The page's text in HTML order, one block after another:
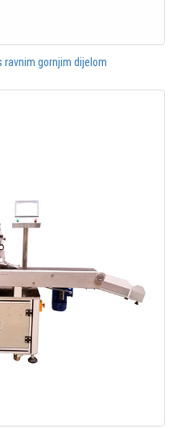
gornjim dijelom